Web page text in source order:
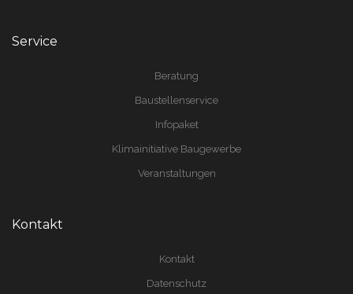
Service
Beratung
Baustellenservice
Infopaket
Klimainitiative Baugewerbe
Veranstaltungen
Kontakt
Kontakt
Datenschutz